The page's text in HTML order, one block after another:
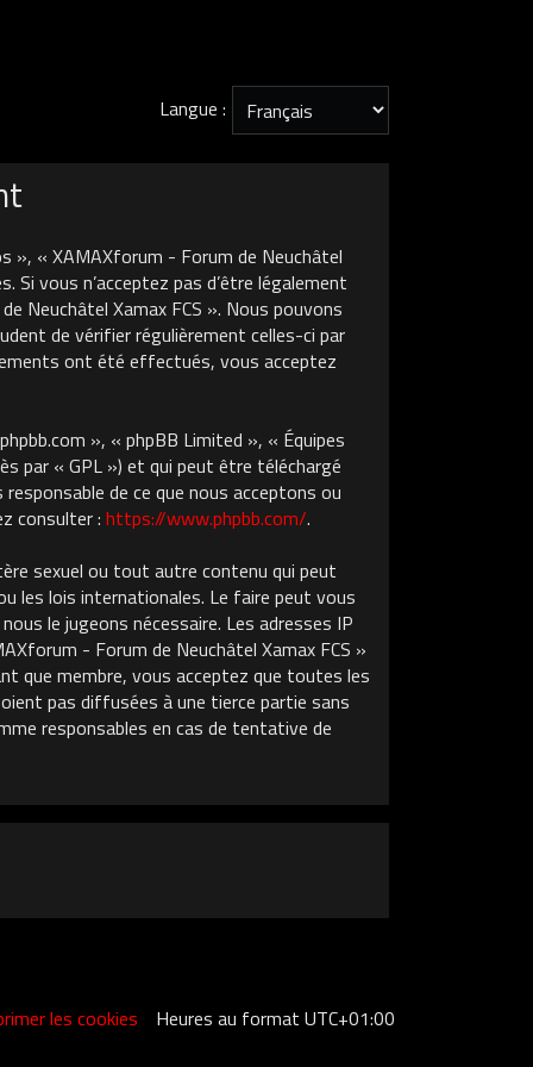
Langue :
», « XAMAXforum - Forum de Neuchâtel
vous n’acceptez pas d’être légalement
Neuchâtel Xamax FCS ». Nous pouvons
de vérifier régulièrement celles-ci par
ont été effectués, vous acceptez
», « phpBB Limited », « Équipes
par « GPL ») et qui peut être téléchargé
de ce que nous acceptons ou
consulter : https://www.phpbb.com/.
sexuel ou tout autre contenu qui peut
les lois internationales. Le faire peut vous
le jugeons nécessaire. Les adresses IP
- Forum de Neuchâtel Xamax FCS »
que membre, vous acceptez que toutes les
pas diffusées à une tierce partie sans
responsables en cas de tentative de
Heures au formatUTC+01:00
les cookies